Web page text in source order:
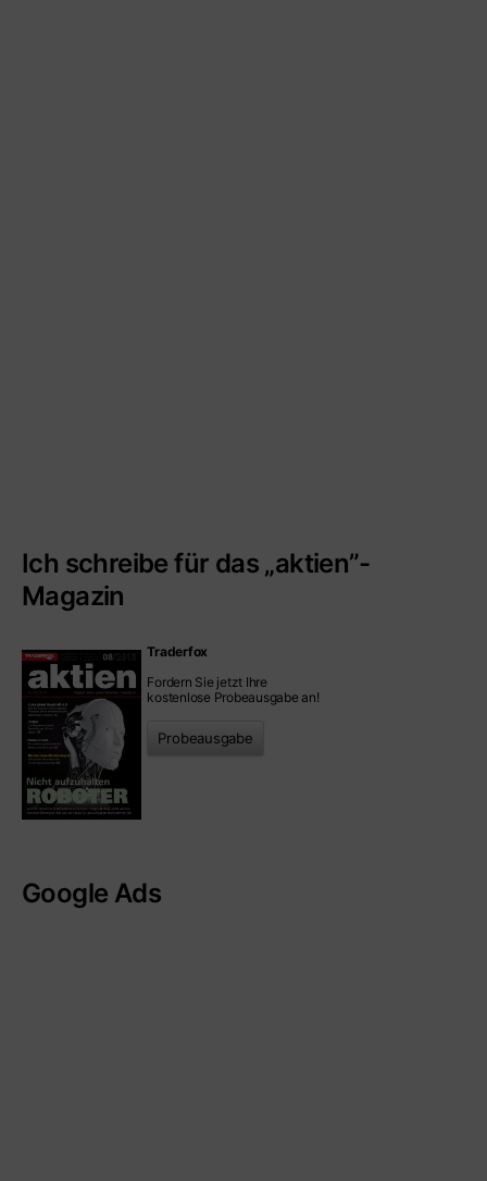
Ich schreibe für das „aktien”-
Magazin
Traderfox
Fordern Sie jetzt Ihre
kostenlose Probeausgabe an!
Probeausgabe
Google Ads